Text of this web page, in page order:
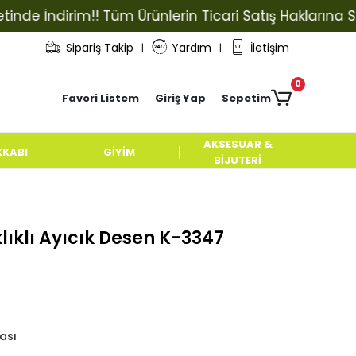
İndirim!! Tüm Ürünlerin Ticari Satış Haklarına
Sipariş Takip | Yardım | İletişim
Favori Listem Giriş Yap Sepetim
0
GİYİM
AKSESUAR &
BİJUTERİ
Ayıcık Desen K-3347